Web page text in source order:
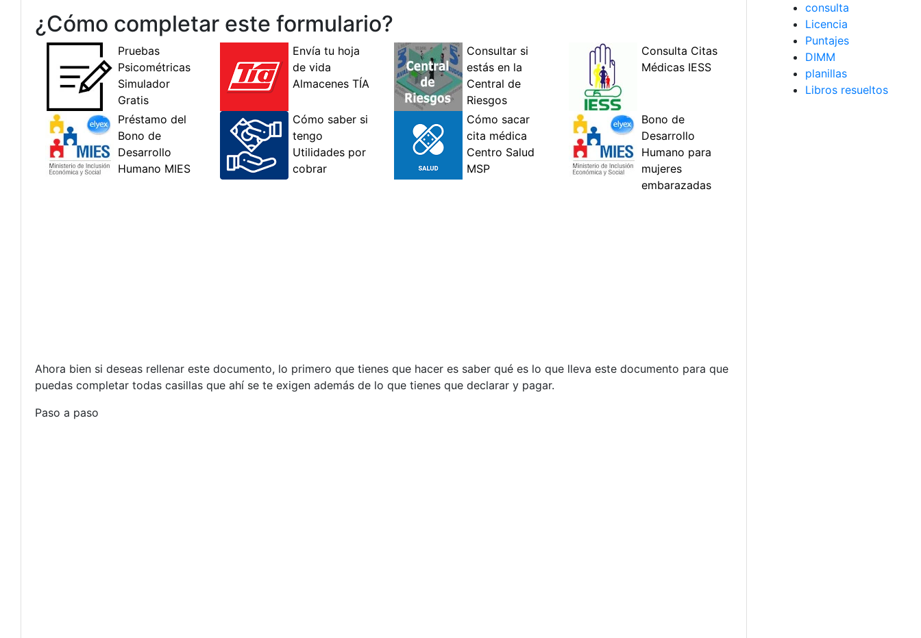
¿Cómo completar este formulario?
Ahora bien si deseas rellenar este documento, lo primero que tienes que hacer es saber qué es lo que lleva este documento para que
puedas completar todas casillas que ahí se te exigen además de lo que tienes que declarar y pagar.
Paso a paso
consulta
Licencia
Puntajes
DIMM
planillas
Libros resueltos